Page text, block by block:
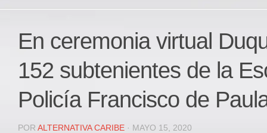
Politica
Deportes
JUDICIAL
REGIONAL
DEPARTAMENTAL
En ceremonia virtual
152 subtenientes de la
Policía Francisco de
POR ALTERNATIVA CARIBE · MAYO 15, 2020